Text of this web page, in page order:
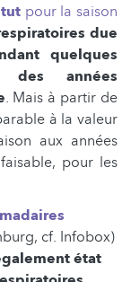
pour la saison
due
quelques
des années
. Mais à partir de
à la valeur
aux années
pour les
cf. Infobox)
état